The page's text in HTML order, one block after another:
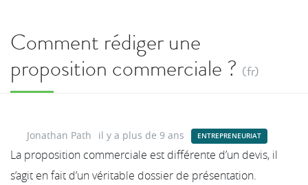
Comment rédiger une
proposition commerciale ? (fr)
Jonathan Path il y a plus de 9 ans ENTREPRENEURIAT
La proposition commerciale est différente d’un devis, il
s’agit en fait d’un véritable dossier de présentation.